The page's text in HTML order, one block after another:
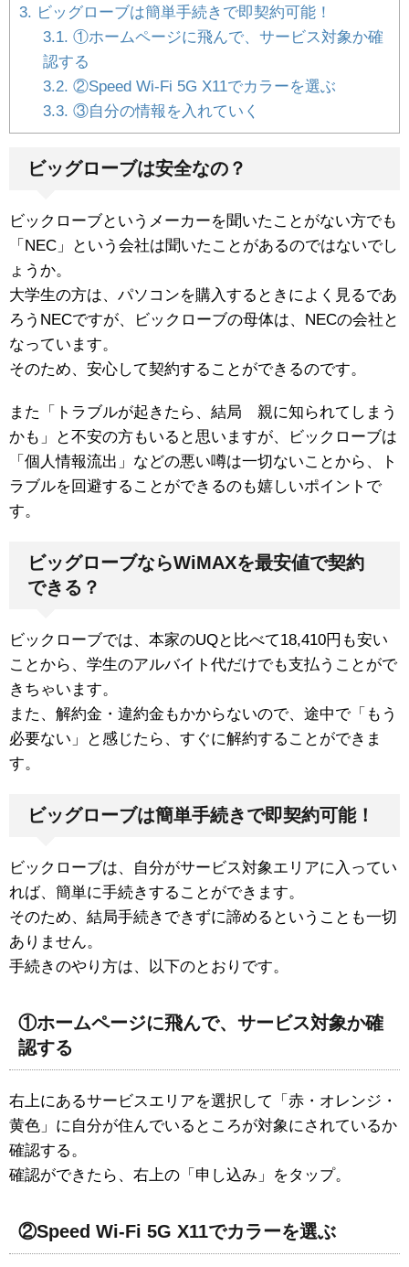
3. ビッグローブは簡単手続きで即契約可能！
3.1. ①ホームページに飛んで、サービス対象か確
認する
3.2. ②Speed Wi-Fi 5G X11でカラーを選ぶ
3.3. ③自分の情報を入れていく
ビッグローブは安全なの？
ビックローブというメーカーを聞いたことがない方でも
「NEC」という会社は聞いたことがあるのではないでし
ょうか。
大学生の方は、パソコンを購入するときによく見るであ
ろうNECですが、ビックローブの母体は、NECの会社と
なっています。
そのため、安心して契約することができるのです。
また「トラブルが起きたら、結局 親に知られてしまう
かも」と不安の方もいると思いますが、ビックローブは
「個人情報流出」などの悪い噂は一切ないことから、ト
ラブルを回避することができるのも嬉しいポイントで
す。
ビッグローブならWiMAXを最安値で契約
できる？
ビックローブでは、本家のUQと比べて18,410円も安い
ことから、学生のアルバイト代だけでも支払うことがで
きちゃいます。
また、解約金・違約金もかからないので、途中で「もう
必要ない」と感じたら、すぐに解約することができま
す。
ビッグローブは簡単手続きで即契約可能！
ビックローブは、自分がサービス対象エリアに入ってい
れば、簡単に手続きすることができます。
そのため、結局手続きできずに諦めるということも一切
ありません。
手続きのやり方は、以下のとおりです。
①ホームページに飛んで、サービス対象か確
認する
右上にあるサービスエリアを選択して「赤・オレンジ・
黄色」に自分が住んでいるところが対象にされているか
確認する。
確認ができたら、右上の「申し込み」をタップ。
②Speed Wi-Fi 5G X11でカラーを選ぶ